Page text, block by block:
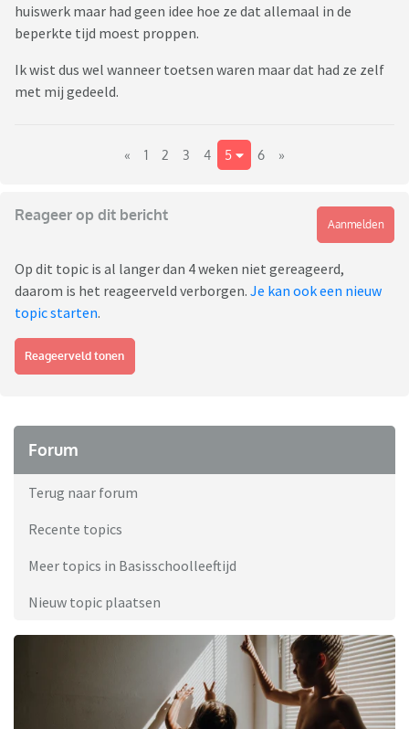
huiswerk maar had geen idee hoe ze dat allemaal in de
beperkte tijd moest proppen.
Ik wist dus wel wanneer toetsen waren maar dat had ze zelf
met mij gedeeld.
« 1 2 3 4 5 6 »
Reageer op dit bericht
Aanmelden
Op dit topic is al langer dan 4 weken niet gereageerd,
daarom is het reageerveld verborgen. Je kan ook een nieuw
topic starten.
Reageerveld tonen
Forum
Terug naar forum
Recente topics
Meer topics in Basisschoolleeftijd
Nieuw topic plaatsen